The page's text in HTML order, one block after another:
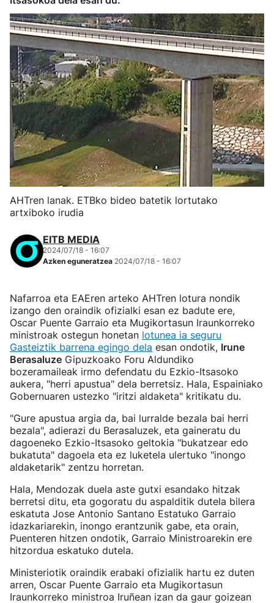
AHTren lanak. ETBko bideo batetik lortutako
artxiboko irudia
EITB MEDIA
2024/07/18 - 16:07
Azken eguneratzea 2024/07/18 - 16:07
Nafarroa eta EAEren arteko AHTren lotura nondik
izango den oraindik ofizialki esan ez badute ere,
Oscar Puente Garraio eta Mugikortasun Iraunkorreko
ministroak ostegun honetan lotunea ia seguru
Gasteiztik barrena egingo dela esan ondotik, Irune
Berasaluze Gipuzkoako Foru Aldundiko
bozeramaileak irmo defendatu du Ezkio-Itsasoko
aukera, "herri apustua" dela berretsiz. Hala, Espainiako
Gobernuaren ustezko "iritzi aldaketa" kritikatu du.
"Gure apustua argia da, bai lurralde bezala bai herri
bezala", adierazi du Berasaluzek, eta gaineratu du
dagoeneko Ezkio-Itsasoko geltokia "bukatzear edo
bukatuta" dagoela eta ez luketela ulertuko "inongo
aldaketarik" zentzu horretan.
Hala, Mendozak duela aste gutxi esandako hitzak
berretsi ditu, eta gogoratu du aspalditik dutela bilera
eskatuta Jose Antonio Santano Estatuko Garraio
idazkariarekin, inongo erantzunik gabe, eta orain,
Puenteren hitzen ondotik, Garraio Ministroarekin ere
hitzordua eskatuko dutela.
Ministeriotik oraindik erabaki ofizialik hartu ez duten
arren, Oscar Puente Garraio eta Mugikortasun
Iraunkorreko ministroa Iruñean izan da gaur goizean